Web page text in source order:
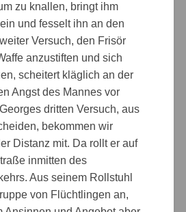
zu knallen, bringt ihm
und fesselt ihn an den
Versuch, den Frisör
anzustiften und sich
scheitert kläglich an der
Angst des Mannes vor
dritten Versuch, aus
bekommen wir
Distanz mit. Da rollt er auf
inmitten des
Aus seinem Rollstuhl
von Flüchtlingen an,